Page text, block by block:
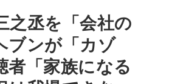
之丞を「会社の
ブンが「カゾ
者「家族になる